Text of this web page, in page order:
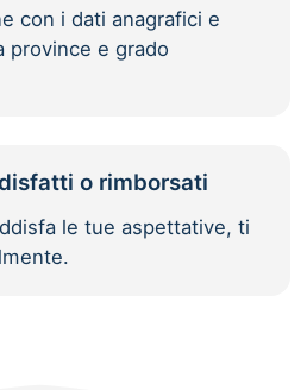
con i dati anagrafici e
province e grado
o rimborsati
le tue aspettative, ti